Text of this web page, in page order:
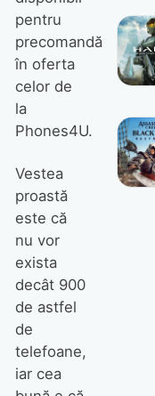
pentru
precomandă
în oferta
celor de
la
Phones4U.
Vestea
proastă
este că
nu vor
exista
decât 900
de astfel
de
telefoane,
iar cea